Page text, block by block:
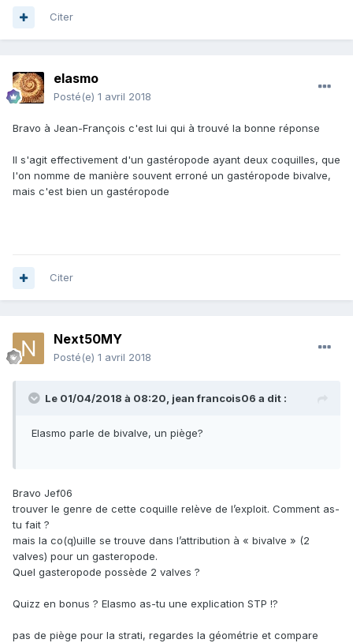
Citer
elasmo
Posté(e) 1 avril 2018
Bravo à Jean-François c'est lui qui à trouvé la bonne réponse
Il s'agit effectivement d'un gastéropode ayant deux coquilles, que
l'on nomme de manière souvent erroné un gastéropode bivalve,
mais c'est bien un gastéropode
Citer
Next50MY
Posté(e) 1 avril 2018
Le 01/04/2018 à 08:20, jean francois06 a dit :
Elasmo parle de bivalve, un piège?
Bravo Jef06
trouver le genre de cette coquille relève de l’exploit. Comment as-
tu fait ?
mais la co(q)uille se trouve dans l’attribution à « bivalve » (2
valves) pour un gasteropode.
Quel gasteropode possède 2 valves ?
Quizz en bonus ? Elasmo as-tu une explication STP !?
pas de piège pour la strati, regardes la géométrie et compare